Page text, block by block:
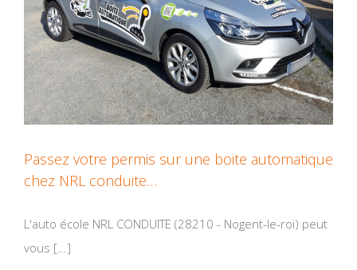
Passez votre permis sur une boite automatique
chez NRL conduite…
L'auto école NRL CONDUITE (28210 - Nogent-le-roi) peut
vous [...]